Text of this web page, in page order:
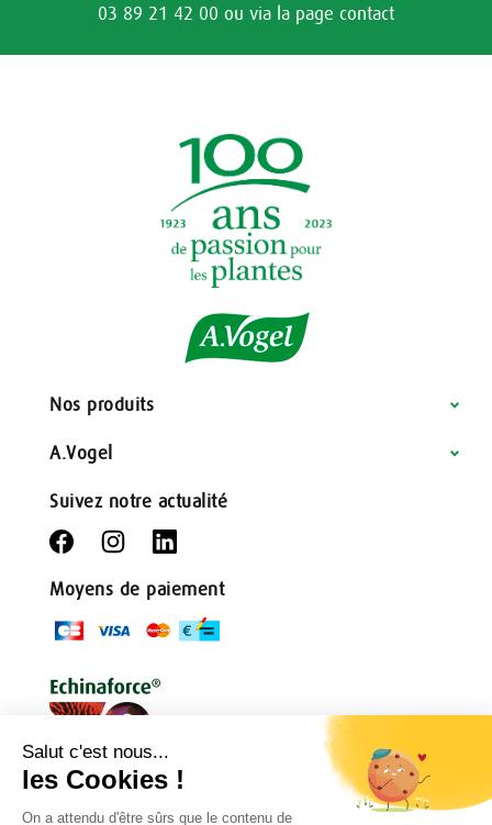
03 89 21 42 00 ou via la page contact
Nos produits
A.Vogel
Suivez notre actualité
Moyens de paiement